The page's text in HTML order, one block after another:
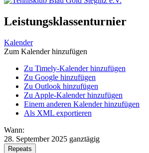
Leistungsklassenturnier
Kalender
Zum Kalender hinzufügen
Zu Timely-Kalender hinzufügen
Zu Google hinzufügen
Zu Outlook hinzufügen
Zu Apple-Kalender hinzufügen
Einem anderen Kalender hinzufügen
Als XML exportieren
Wann:
28. September 2025 ganztägig
Repeats